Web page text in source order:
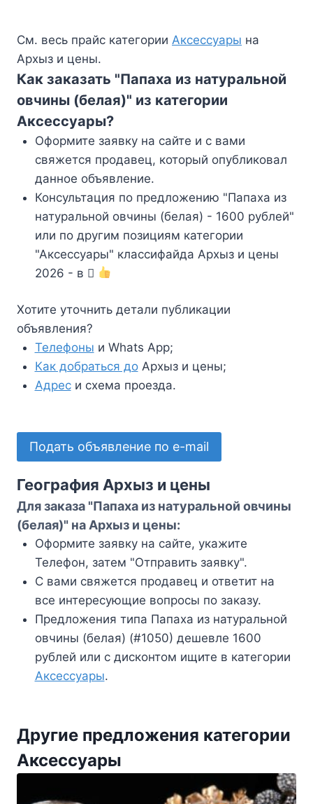
См. весь прайс категории Аксессуары на
Архыз и цены.
Как заказать "Папаха из натуральной
овчины (белая)" из категории
Аксессуары?
Оформите заявку на сайте и с вами
свяжется продавец, который опубликовал
данное объявление.
Консультация по предложению "Папаха из
натуральной овчины (белая) - 1600 рублей"
или по другим позициям категории
"Аксессуары" классифайда Архыз и цены
2026 - в
Хотите уточнить детали публикации
объявления?
Телефоны и Whats App;
Как добраться доАрхыз и цены;
Адреси схема проезда.
Подать объявление по e-mail
География Архыз и цены
Для заказа "Папаха из натуральной овчины
(белая)" на Архыз и цены:
Оформите заявку на сайте, укажите
Телефон, затем "Отправить заявку".
С вами свяжется продавец и ответит на
все интересующие вопросы по заказу.
Предложения типа Папаха из натуральной
овчины (белая) (#1050) дешевле 1600
рублей или с дисконтом ищите в категории
Аксессуары.
Другие предложения категории
Аксессуары